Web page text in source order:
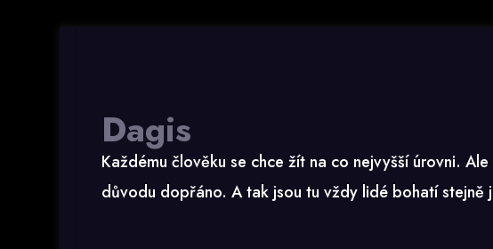
Dagis
Každému člověku se chce žít na co nejvyšší úrovni.
důvodu dopřáno. A tak jsou tu vždy lidé bohatí stejně
Ranní impuls vám vydrží celý